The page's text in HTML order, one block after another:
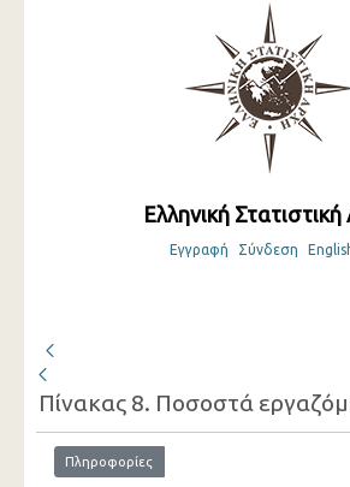
Ελληνική
Εγγραφή Σύνδεση
Πληροφορίες